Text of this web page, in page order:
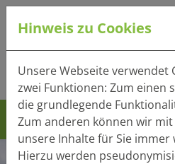
Tel.:+49 (0)
Mail:
Hinweis zu Cookies
Unsere Webseite verwendet
zwei Funktionen: Zum einen
die grundlegende
Zum anderen können wir mit
unsere Inhalte für Sie immer
Hierzu werden